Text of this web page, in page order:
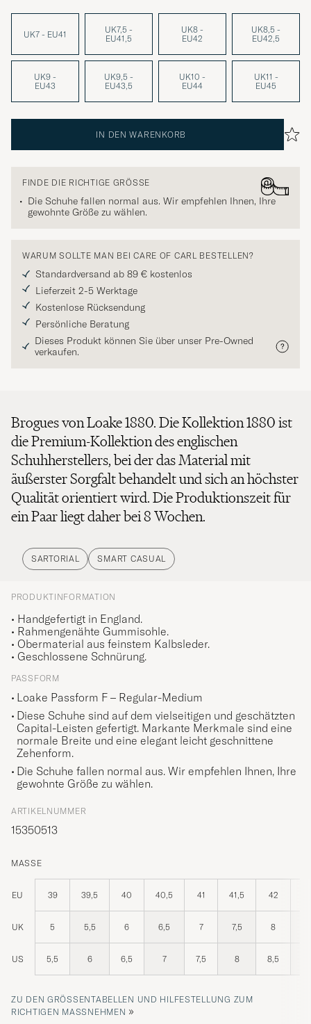
UK7 - EU41
UK7,5 -
EU41,5
UK8 -
EU42
UK8,5 -
EU42,5
UK9 -
EU43
UK9,5 -
EU43,5
UK10 -
EU44
UK11 -
EU45
IN DEN WARENKORB
FINDE DIE RICHTIGE GRÖSSE
Die Schuhe fallen normal aus. Wir empfehlen Ihnen, Ihre
gewohnte Größe zu wählen.
WARUM SOLLTE MAN BEI CARE OF CARL BESTELLEN?
Standardversand ab 89 € kostenlos
Lieferzeit 2-5 Werktage
Kostenlose Rücksendung
Persönliche Beratung
Dieses Produkt können Sie über unser Pre-Owned
verkaufen.
Brogues von Loake 1880. Die Kollektion 1880 ist
die Premium-Kollektion des englischen
Schuhherstellers, bei der das Material mit
äußerster Sorgfalt behandelt und sich an höchster
Qualität orientiert wird. Die Produktionszeit für
ein Paar liegt daher bei 8 Wochen.
SARTORIAL SMART CASUAL
PRODUKTINFORMATION
• Handgefertigt in England.
• Rahmengenähte Gummisohle.
• Obermaterial aus feinstem Kalbsleder.
• Geschlossene Schnürung.
PASSFORM
Loake Passform F – Regular-Medium
Diese Schuhe sind auf dem vielseitigen und geschätzten
Capital-Leisten gefertigt. Markante Merkmale sind eine
normale Breite und eine elegant leicht geschnittene
Zehenform.
Die Schuhe fallen normal aus. Wir empfehlen Ihnen, Ihre
gewohnte Größe zu wählen.
ARTIKELNUMMER
15350513
MASSE
EU 39 39,5 40 40,5 41 41,5 42
UK 5 5,5 6 6,5 7 7,5 8
US 5,5 6 6,5 7 7,5 8 8,5
ZU DEN GRÖSSENTABELLEN UND HILFESTELLUNG ZUM R
ICHTIGEN MASSNEHMEN
»